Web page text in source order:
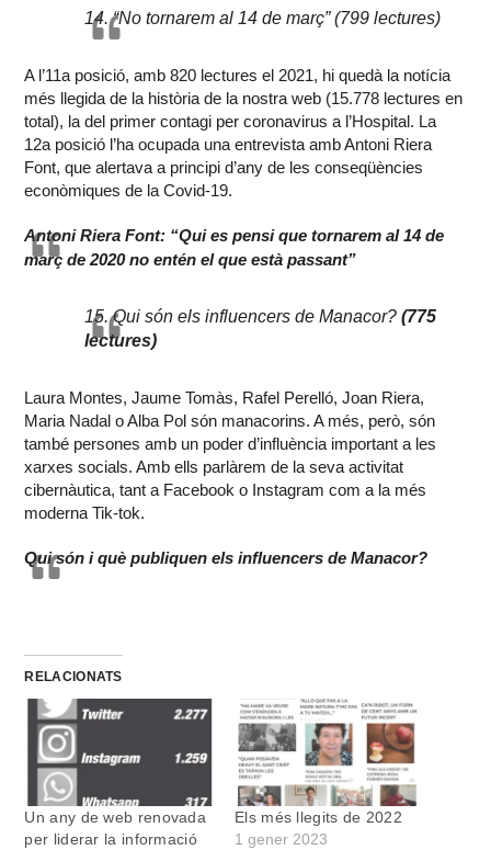
14. “No tornarem al 14 de març” (799 lectures)
A l’11a posició, amb 820 lectures el 2021, hi quedà la notícia
més llegida de la història de la nostra web (15.778 lectures en
total), la del primer contagi per coronavirus a l’Hospital. La
12a posició l’ha ocupada una entrevista amb Antoni Riera
Font, que alertava a principi d’any de les conseqüències
econòmiques de la Covid-19.
Antoni Riera Font: “Qui es pensi que tornarem al 14 de
març de 2020 no entén el que està passant”
15. Qui són els influencers de Manacor?(775
lectures)
Laura Montes, Jaume Tomàs, Rafel Perelló, Joan Riera,
Maria Nadal o Alba Pol són manacorins. A més, però, són
també persones amb un poder d’influència important a les
xarxes socials. Amb ells parlàrem de la seva activitat
cibernàutica, tant a Facebook o Instagram com a la més
moderna Tik-tok.
Qui són i què publiquen els influencers de Manacor?
RELACIONATS
Un any de web renovada
per liderar la informació
Els més llegits de 2022
1 gener 2023